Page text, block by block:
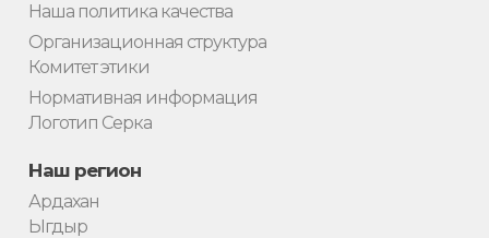
Наша политика качества
Организационная структура
Комитет этики
Нормативная информация
Логотип Серка
Наш регион
Ардахан
Ыгдыр